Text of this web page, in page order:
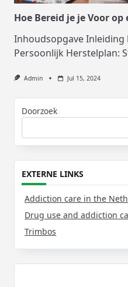
Hoe Bereid je je Voor
Inhoudsopgave Inleiding
Persoonlijk Herstelplan:
Admin Jul 15, 2024
Doorzoek
EXTERNE LINKS
Addiction care in the
Drug use and addiction
Trimbos